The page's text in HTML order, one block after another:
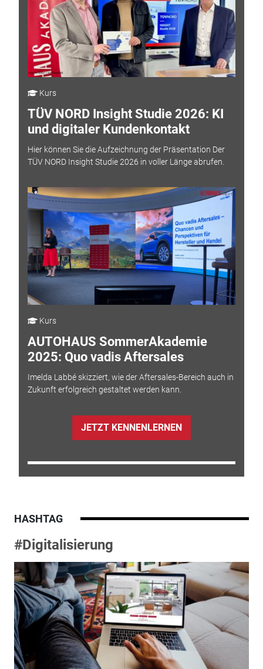
Kurs
TÜV NORD Insight Studie 2026: KI
und digitaler Kundenkontakt
Hier können Sie die Aufzeichnung der Präsentation Der
TÜV NORD Insight Studie 2026 in voller Länge abrufen.
Kurs
AUTOHAUS SommerAkademie
2025: Quo vadis Aftersales
Imelda Labbé skizziert, wie der Aftersales-Bereich auch in
Zukunft erfolgreich gestaltet werden kann.
JETZT KENNENLERNEN
HASHTAG
#Digitalisierung